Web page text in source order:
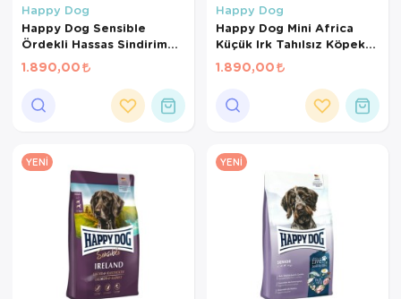
Happy Dog
Happy Dog Sensible
Ördekli Hassas Sindirim
Sistemi Destekleyici
Yetişkin Köpek Maması 4
1.890,00
Happy Dog
Happy Dog Mini Africa
Küçük Irk Tahılsız Köpek
Maması 4 Kg
1.890,00
YENI YENI